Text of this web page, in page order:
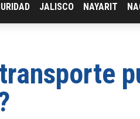
JALISCO NAYARIT